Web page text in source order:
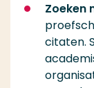
Zoeken
citaten.